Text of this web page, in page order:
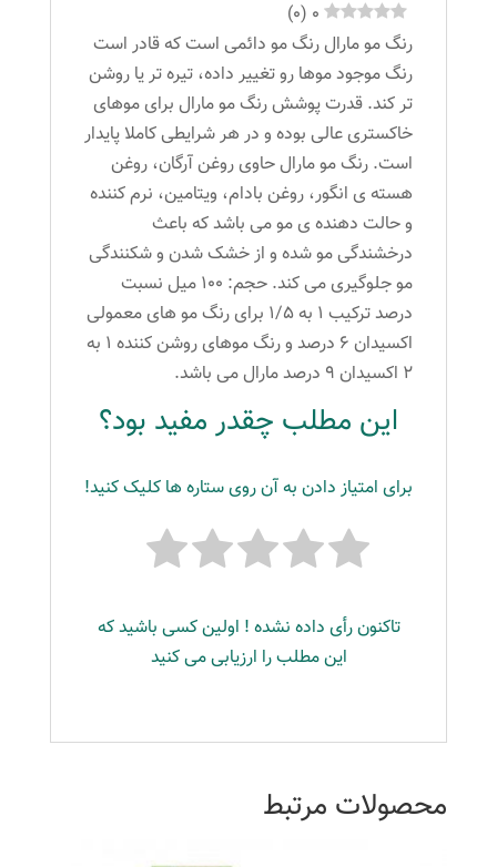
0
(
0
)
رنگ مو مارال رنگ مو دائمی است که قادر است
رنگ موجود موها رو تغییر داده، تیره تر یا روشن
تر کند. قدرت پوشش رنگ مو مارال برای موهای
خاکستری عالی بوده و در هر شرایطی کاملا پایدار
است. رنگ مو مارال حاوی روغن آرگان، روغن
هسته ی انگور، روغن بادام، ویتامین، نرم کننده
و حالت دهنده ی مو می باشد که باعث
درخشندگی مو شده و از خشک شدن و شکنندگی
مو جلوگیری می کند. حجم: ۱۰۰ میل نسبت
درصد ترکیب ۱ به ۱/۵ برای رنگ مو های معمولی
اکسیدان ۶ درصد و رنگ موهای روشن کننده ۱ به
۲ اکسیدان ۹ درصد مارال می باشد.
این مطلب چقدر مفید بود؟
برای امتیاز دادن به آن روی ستاره ها کلیک کنید!
تاکنون رأی داده نشده ! اولین کسی باشید که
این مطلب را ارزیابی می کنید
محصولات مرتبط